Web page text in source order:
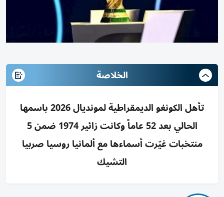
الخلاصة
تأهل الكونغو الديمقراطية لمونديال 2026 باسمها
الحالي بعد 52 عاماً وكانت زائير 1974 ضمن 5
منتخبات غيّرت أسماءها مع ألمانيا روسيا صربيا
التشيك